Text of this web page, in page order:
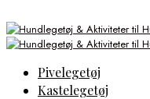
Pivelegetøj
Kastelegetøj